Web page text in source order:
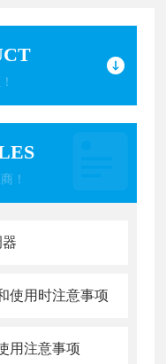
！
使用时注意事项
用注意事项